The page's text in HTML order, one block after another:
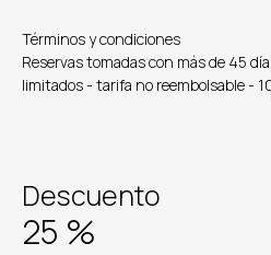
Términos y condiciones
Reservas tomadas con más de 45
limitados - tarifa no reembolsable -
Descuento
25 %